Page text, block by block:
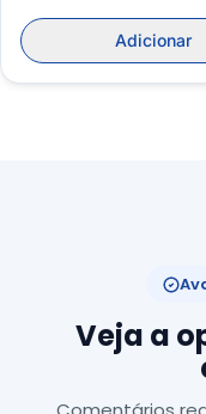
Adicionar
Veja a